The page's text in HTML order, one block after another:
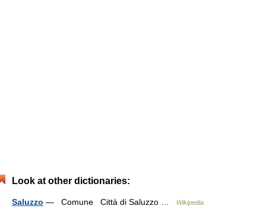
Look at other dictionaries:
Saluzzo — Comune Città di Saluzzo … Wikipedia